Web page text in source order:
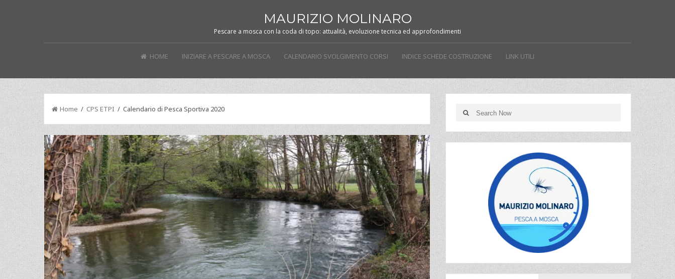
MAURIZIO MOLINARO
Pescare a mosca con la coda di topo: attualità, evoluzione tecnica ed approfondimenti
HOME INIZIARE A PESCARE A MOSCA CALENDARIO SVOLGIMENTO CORSI INDICE SCHEDE COSTRUZIONE LINK UTILI
Home / CPS ETPI / Calendario di Pesca Sportiva 2020